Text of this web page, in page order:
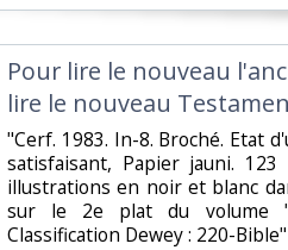
‎Pour lire le nouveau
lire le nouveau
‎"Cerf. 1983. In-8. Broché. Etat
satisfaisant, Papier jauni.
illustrations en noir et blanc
sur le 2e plat du volume
Classification Dewey : 220-Bible"‎